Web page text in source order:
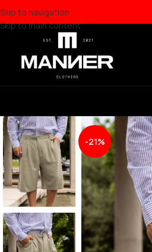
Skip to navigation
Skip to main content
-21%